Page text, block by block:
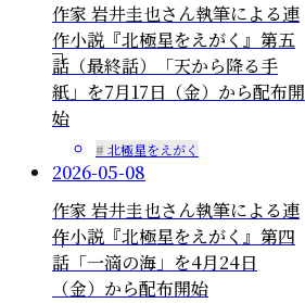
作家 岩井圭也さん執筆による連
作小説『北極星をえがく』第五
話（最終話）「天から降る手
紙」を7月17日（金）から配布開
始
北極星をえがく
2026-05-08
作家 岩井圭也さん執筆による連
作小説『北極星をえがく』第四
話「一滴の海」を4月24日
（金）から配布開始